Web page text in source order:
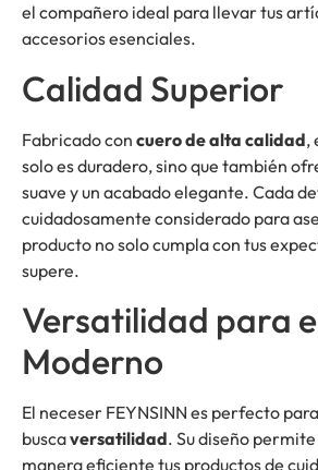
el compañero ideal para llevar tus
accesorios esenciales.
Calidad Superior
Fabricado con cuero de alta calidad,
solo es duradero, sino que también
suave y un acabado elegante. Cada
cuidadosamente considerado para
producto no solo cumpla con tus
supere.
Versatilidad para
Moderno
El neceser FEYNSINN es perfecto
buscaversatilidad. Su diseño
manera eficiente tus productos de